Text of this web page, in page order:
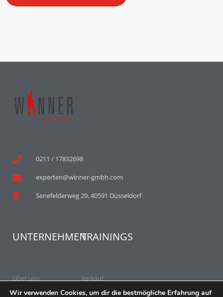
0211 / 17832698
experten@winner-gmbh.com
Senefelderweg 29, 40591 Düsseldorf
UNTERNEHMEN
Über uns
Datenschutz
TRAININGS
Verkauf
Kommunikation
Wir verwenden Cookies, um dir die bestmögliche Erfahrung auf